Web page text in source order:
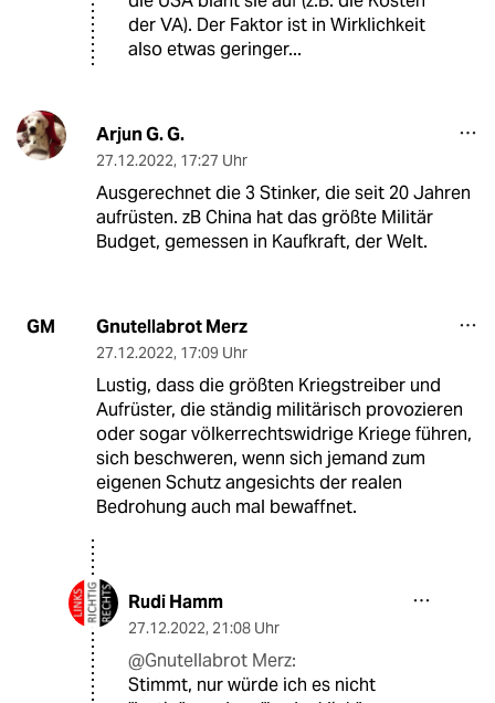
der VA). Der Faktor ist in Wirklichkeit
also etwas geringer...
Arjun G. G.
27.12.2022, 17:27 Uhr
Ausgerechnet die 3 Stinker, die seit 20 Jahren
aufrüsten. zB China hat das größte Militär
Budget, gemessen in Kaufkraft, der Welt.
GM Gnutellabrot Merz
27.12.2022, 17:09 Uhr
Lustig, dass die größten Kriegstreiber und
Aufrüster, die ständig militärisch provozieren
oder sogar völkerrechtswidrige Kriege führen,
sich beschweren, wenn sich jemand zum
eigenen Schutz angesichts der realen
Bedrohung auch mal bewaffnet.
Rudi Hamm
27.12.2022, 21:08 Uhr
@Gnutellabrot Merz:
Stimmt, nur würde ich es nicht